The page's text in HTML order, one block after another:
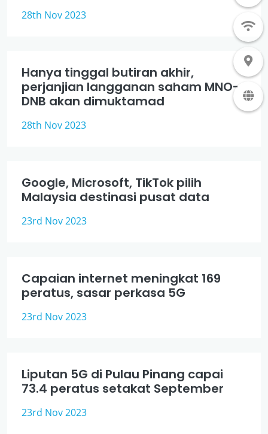
28th Nov 2023
Hanya tinggal butiran akhir,
perjanjian langganan saham MNO-
DNB akan dimuktamad
28th Nov 2023
Google, Microsoft, TikTok pilih
Malaysia destinasi pusat data
23rd Nov 2023
Capaian internet meningkat 169
peratus, sasar perkasa 5G
23rd Nov 2023
Liputan 5G di Pulau Pinang capai
73.4 peratus setakat September
23rd Nov 2023